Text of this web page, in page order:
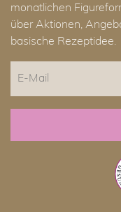
monatlichen
über Aktionen,
basische Rezeptidee.
Mail
CAPTCHA